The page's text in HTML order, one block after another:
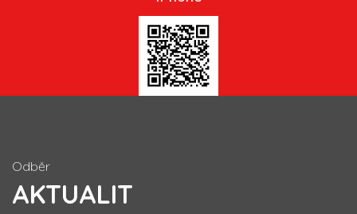
Odběr
AKTUALIT